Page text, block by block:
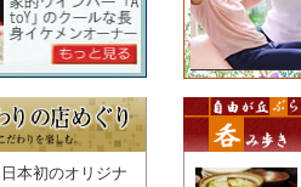
日本初のオリジナ